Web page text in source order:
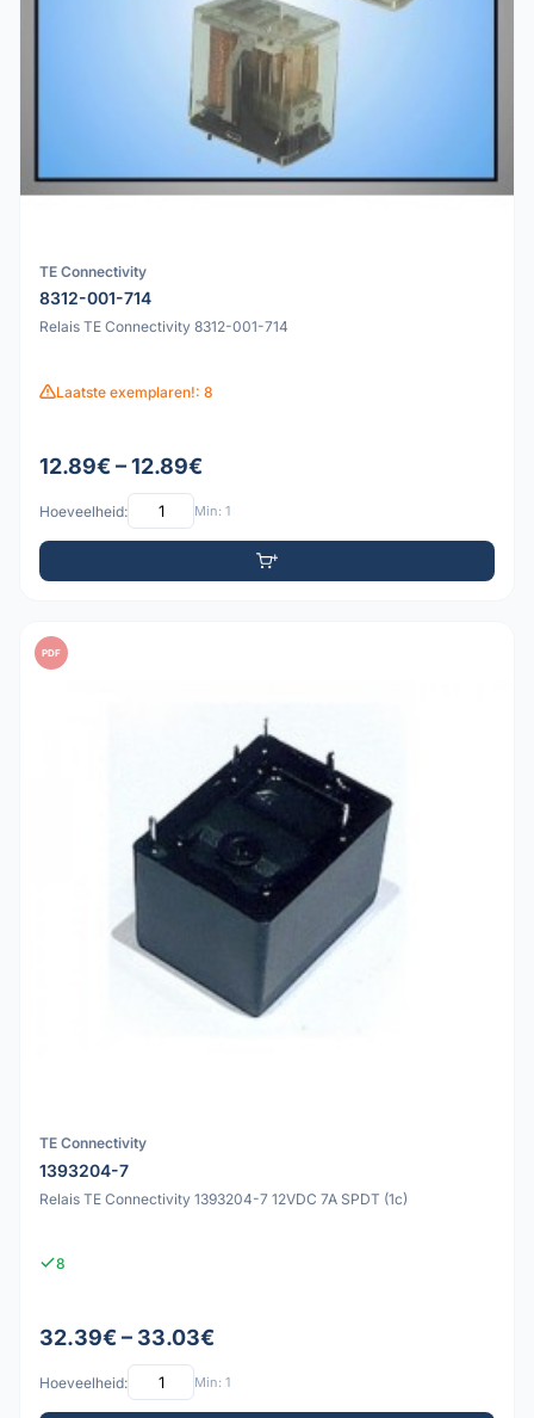
TE Connectivity
8312-001-714
Relais TE Connectivity 8312-001-714
Laatste exemplaren!: 8
12.89€ – 12.89€
Hoeveelheid: Min: 1
PDF
TE Connectivity
1393204-7
Relais TE Connectivity 1393204-7 12VDC 7A SPDT (1c)
8
32.39€ – 33.03€
Hoeveelheid: Min: 1